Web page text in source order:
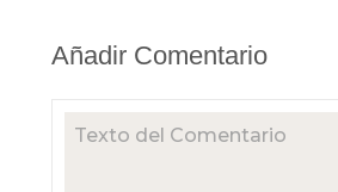
Añadir Comentario